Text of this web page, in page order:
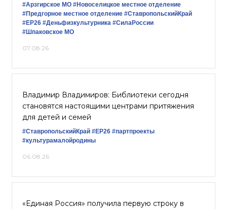
#Арзгирское МО #Новоселицкое местное отделение
#Предгорное местное отделение #СтавропольскийКрай
#ЕР26 #Деньфизкультурника #СилаРоссии
#Шпаковское МО
07.08.26
Владимир Владимиров: Библиотеки сегодня
становятся настоящими центрами притяжения
для детей и семей
#СтавропольскийКрай #ЕР26 #партпроекты
#культурамалойродины
06.08.26
«Единая Россия» получила первую строку в